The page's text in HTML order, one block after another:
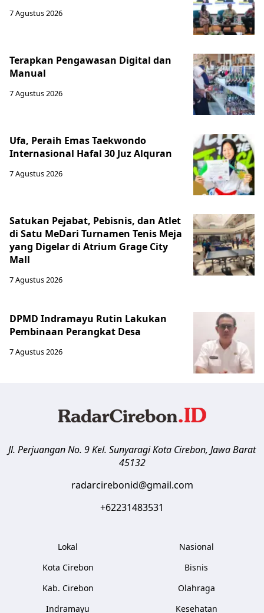
7 Agustus 2026
Terapkan Pengawasan Digital dan
Manual
7 Agustus 2026
Ufa, Peraih Emas Taekwondo
Internasional Hafal 30 Juz Alquran
7 Agustus 2026
Satukan Pejabat, Pebisnis, dan Atlet
di Satu MeDari Turnamen Tenis Meja
yang Digelar di Atrium Grage City
Mall
7 Agustus 2026
DPMD Indramayu Rutin Lakukan
Pembinaan Perangkat Desa
7 Agustus 2026
Jl. Perjuangan No. 9 Kel. SunyaragiKota Cirebon, Jawa Barat
45132
radarcirebonid@gmail.com
+62231483531
Lokal
Kota Cirebon
Kab. Cirebon
Indramayu
Nasional
Bisnis
Olahraga
Kesehatan